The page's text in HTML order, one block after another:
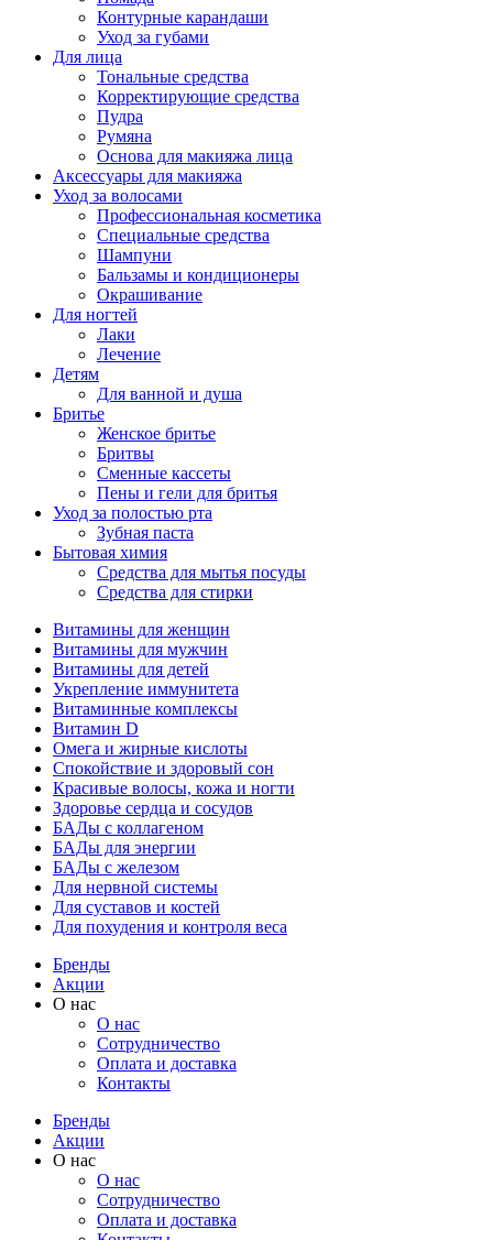
Контурные карандаши
Уход за губами
Для лица
Тональные средства
Корректирующие средства
Пудра
Румяна
Основа для макияжа лица
Аксессуары для макияжа
Уход за волосами
Профессиональная косметика
Специальные средства
Шампуни
Бальзамы и кондиционеры
Окрашивание
Для ногтей
Лаки
Лечение
Детям
Для ванной и душа
Бритье
Женское бритье
Бритвы
Сменные кассеты
Пены и гели для бритья
Уход за полостью рта
Зубная паста
Бытовая химия
Средства для мытья посуды
Средства для стирки
Витамины для женщин
Витамины для мужчин
Витамины для детей
Укрепление иммунитета
Витаминные комплексы
Витамин D
Омега и жирные кислоты
Спокойствие и здоровый сон
Красивые волосы, кожа и ногти
Здоровье сердца и сосудов
БАДы с коллагеном
БАДы для энергии
БАДы с железом
Для нервной системы
Для суставов и костей
Для похудения и контроля веса
Бренды
Акции
О нас
О нас
Cотрудничество
Оплата и доставка
Контакты
Бренды
Акции
О нас
О нас
Cотрудничество
Оплата и доставка